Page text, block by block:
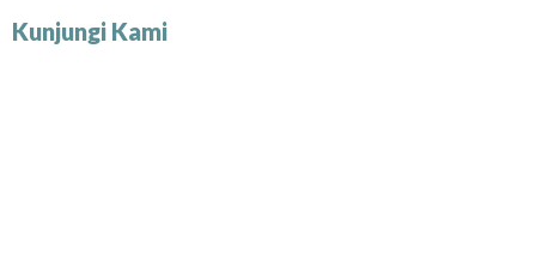
Kunjungi Kami